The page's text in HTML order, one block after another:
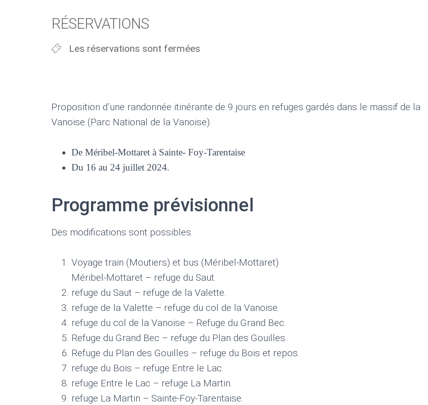
RÉSERVATIONS
Les réservations sont fermées
Proposition d’une randonnée itinérante de 9 jours en refuges gardés dans le massif de la
Vanoise (Parc National de la Vanoise).
De Méribel-Mottaret à Sainte- Foy-Tarentaise
Du 16 au 24 juillet 2024.
Programme prévisionnel
Des modifications sont possibles.
Voyage train (Moutiers) et bus (Méribel-Mottaret)
Méribel-Mottaret – refuge du Saut.
refuge du Saut – refuge de la Valette.
refuge de la Valette – refuge du col de la Vanoise.
refuge du col de la Vanoise – Refuge du Grand Bec.
Refuge du Grand Bec – refuge du Plan des Gouilles.
Refuge du Plan des Gouilles – refuge du Bois et repos.
refuge du Bois – refuge Entre le Lac.
refuge Entre le Lac – refuge La Martin.
refuge La Martin – Sainte-Foy-Tarentaise.